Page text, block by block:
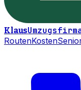
Klaus
RoutenKosten